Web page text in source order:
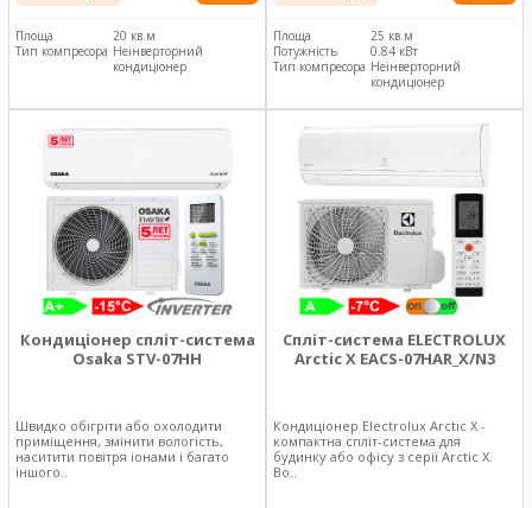
Площа
20 кв.м
Тип компресора Неінверторний
кондиціонер
Площа
25 кв.м
Потужність
0.84 кВт
Тип компресора Неінверторний
кондиціонер
Кондиціонер спліт-система
Osaka STV-07HH
Швидко обігріти або охолодити
приміщення, змінити вологість,
наситити повітря іонами і багато
іншого..
Спліт-система ELECTROLUX
Arctic X EACS-07HAR_X/N3
Кондиціонер Electrolux Arctic X -
компактна спліт-система для
будинку або офісу з серії Arctic X.
Во..